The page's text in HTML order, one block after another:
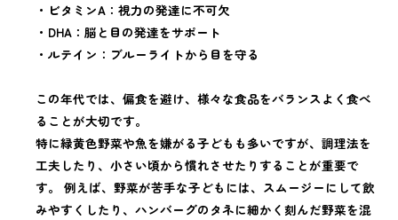
・ビタミンA：視力の発達に不可欠
・DHA：脳と目の発達をサポート
・ルテイン：ブルーライトから目を守る
この年代では、偏食を避け、様々な食品をバランスよく食べ
ることが大切です。
特に緑黄色野菜や魚を嫌がる子どもも多いですが、調理法を
工夫したり、小さい頃から慣れさせたりすることが重要で
す。 例えば、野菜が苦手な子どもには、スムージーにして飲
みやすくしたり、ハンバーグのタネに細かく刻んだ野菜を混